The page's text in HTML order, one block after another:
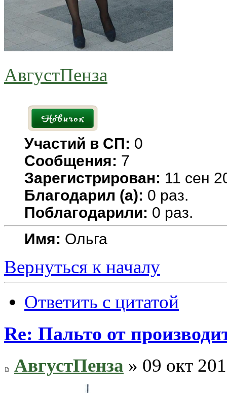
АвгустПенза
Участий в СП: 0
Сообщения: 7
Зарегистрирован: 11 сен
Благодарил (а): 0 раз.
Поблагодарили: 0 раз.
Имя: Ольга
Вернуться к началу
Ответить с цитатой
Re: Пальто от
АвгустПенза » 09 окт